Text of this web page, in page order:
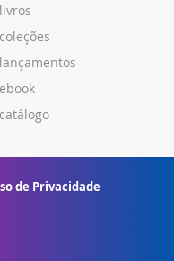
livros
coleções
lançamentos
ebook
catálogo
de Privacidade